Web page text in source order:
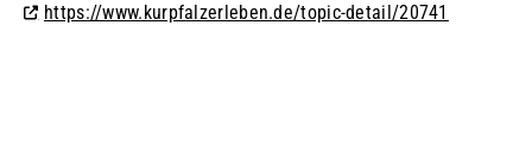
https://www.kurpfalzerleben.de/topic-detail/20741